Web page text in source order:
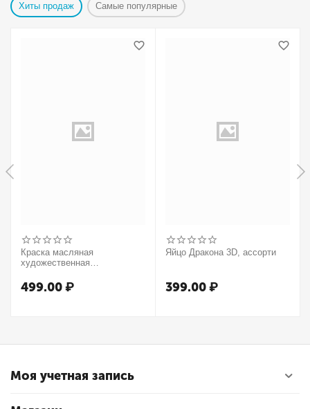
Хиты продаж Самые популярные
Краска масляная
художественная
37мл, туба, оранжевый
499.00₽
Яйцо Дракона 3D, ассорти
399.00₽
Моя учетная запись